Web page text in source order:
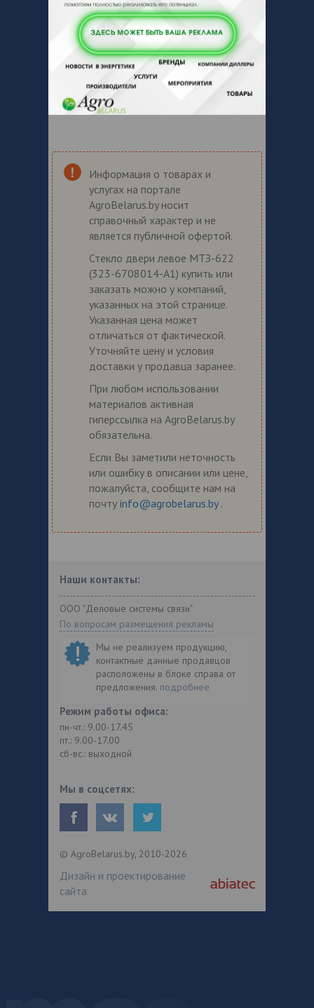
Информация о товарах и
услугах на портале
AgroBelarus.by носит
справочный характер и не
является публичной офертой.
Стекло двери левое МТЗ-622
(323-6708014-А1) купить или
заказать можно у компаний,
указанных на этой странице.
Указанная цена может
отличаться от фактической.
Уточняйте цену и условия
доставки у продавца заранее.
При любом использовании
материалов активная
гиперссылка на AgroBelarus.by
обязательна.
Если Вы заметили неточность
или ошибку в описании или цене,
пожалуйста, сообщите нам на
почту info@agrobelarus.by .
Наши контакты:
ООО "Деловые системы связи"
По вопросам размещения рекламы
Мы не реализуем продукцию,
контактные данные продавцов
расположены в блоке справа от
предложения. подробнее
Режим работы офиса:
пн-чт.: 9.00-17.45
пт.: 9.00-17.00
сб-вс.: выходной
Мы в соцсетях:
© AgroBelarus.by, 2010-2026
Дизайн и проектирование
сайта